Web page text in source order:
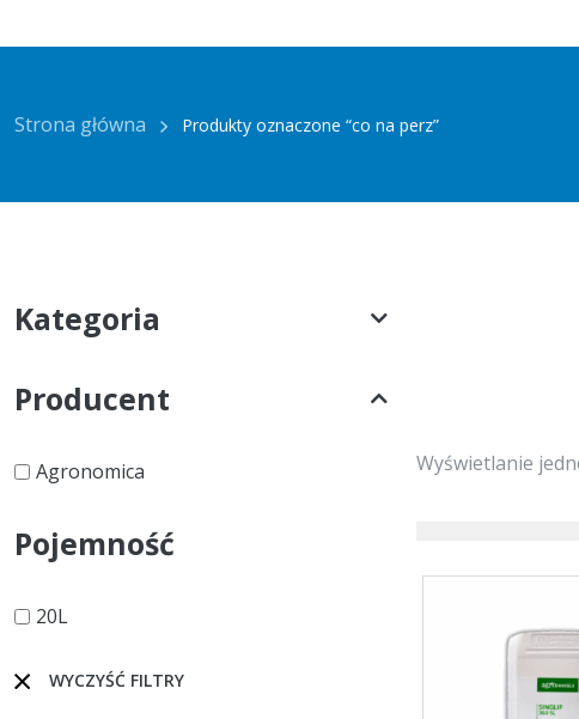
Strona główna Produkty oznaczone “co na perz”
Wyświetlanie
Kategoria
Producent
Agronomica
Pojemność
20L
WYCZYŚĆ FILTRY